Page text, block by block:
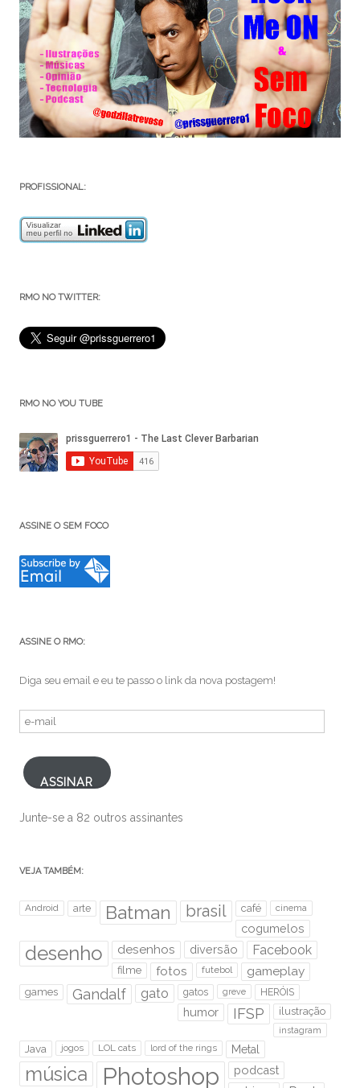
PROFISSIONAL:
RMO NO TWITTER:
RMO NO YOU TUBE
ASSINE O SEM FOCO
ASSINE O RMO:
Diga seu email e eu te passo o link da nova postagem!
e-
ASSINAR
Junte-se a 82 outros assinantes
VEJA TAMBÉM:
Android arte Batman brasil café cinema
cogumelos
desenho desenhos diversão Facebook
filme fotos futebol gameplay
games Gandalf gato gatos greve HERÓIS
humor IFSP ilustração
instagram
Java jogos LOL cats lord of the rings Metal
música Photoshop
podcast